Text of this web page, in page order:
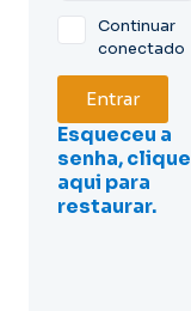
Continuar
conectado
Entrar
Esqueceu a
senha, clique
aqui para
restaurar.